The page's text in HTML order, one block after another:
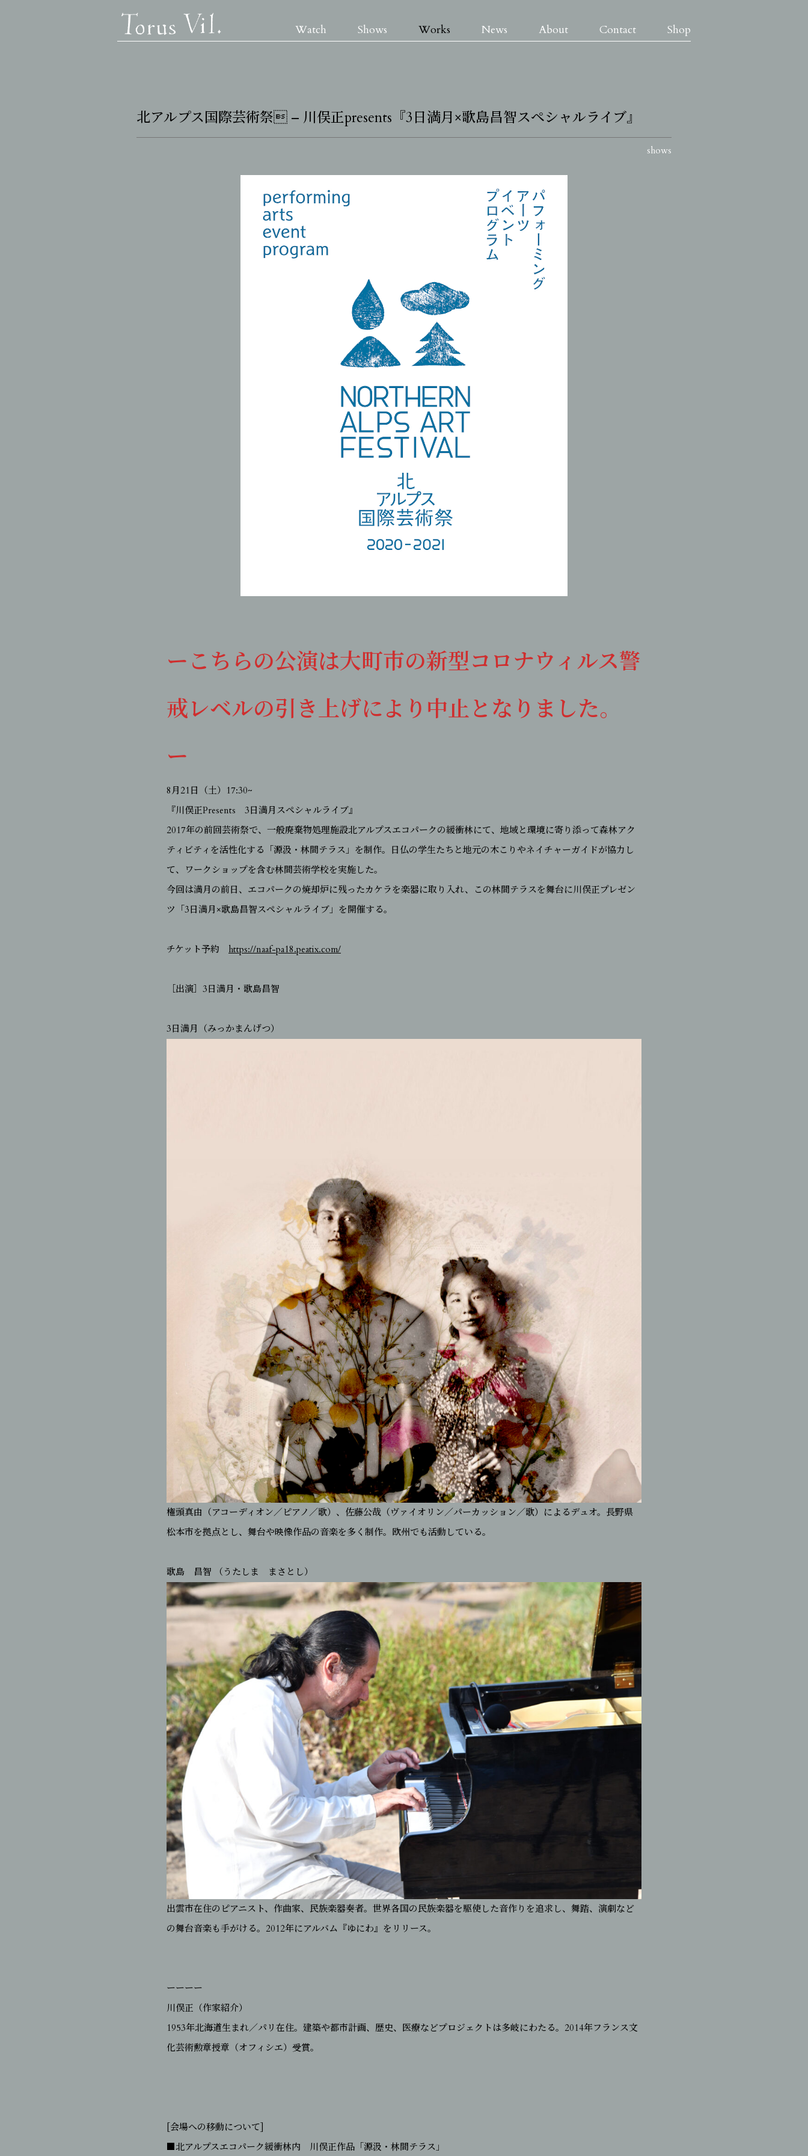
News
About
Contact
Shop
Watch Shows Works News About Contact Shop
北アルプス国際芸術祭 – 川俣正presents『3日満月×歌島昌智スペシャルライブ』
shows
ーこちらの公演は大町市の新型コロナウィルス警
戒レベルの引き上げにより中止となりました。
ー
8月21日（土）17:30~
『川俣正Presents 3日満月スペシャルライブ』
2017年の前回芸術祭で、一般廃棄物処理施設北アルプスエコパークの緩衝林にて、地域と環境に寄り添って森林アク
ティビティを活性化する「源汲・林間テラス」を制作。日仏の学生たちと地元の木こりやネイチャーガイドが協力し
て、ワークショップを含む林間芸術学校を実施した。
今回は満月の前日、エコパークの焼却炉に残ったカケラを楽器に取り入れ、この林間テラスを舞台に川俣正プレゼン
ツ「3日満月×歌島昌智スペシャルライブ」を開催する。
チケット予約 https://naaf-pa18.peatix.com/
［出演］3日満月・歌島昌智
3日満月（みっかまんげつ）
権頭真由（アコーディオン／ピアノ／歌）、佐藤公哉（ヴァイオリン／パーカッション／歌）によるデュオ。長野県
松本市を拠点とし、舞台や映像作品の音楽を多く制作。欧州でも活動している。
歌島 昌智 （うたしま まさとし）
出雲市在住のピアニスト、作曲家、民族楽器奏者。世界各国の民族楽器を駆使した音作りを追求し、舞踏、演劇など
の舞台音楽も手がける。2012年にアルバム『ゆにわ』をリリース。
ーーーー
川俣正（作家紹介）
1953年北海道生まれ／パリ在住。建築や都市計画、歴史、医療などプロジェクトは多岐にわたる。2014年フランス文
化芸術勲章授章（オフィシエ）受賞。
[会場への移動について]
■北アルプスエコパーク緩衝林内 川俣正作品「源汲・林間テラス」